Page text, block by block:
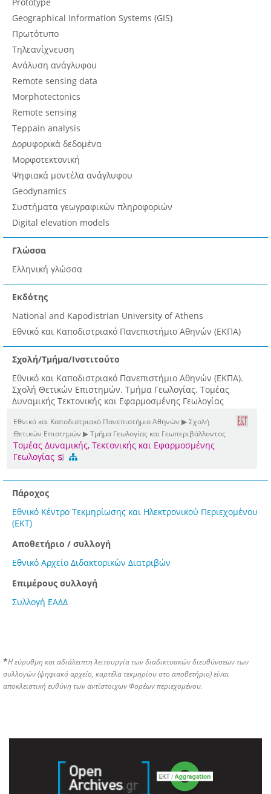
Geographical Information Systems (GIS)
Πρωτότυπο
Τηλεανίχνευση
Ανάλυση ανάγλυφου
Remote sensing data
Morphotectonics
Remote sensing
Teppain analysis
Δορυφορικά δεδομένα
Μορφοτεκτονική
Ψηφιακά μοντέλα ανάγλυφου
Geodynamics
Συστήματα γεωγραφικών πληροφοριών
Digital elevation models
Γλώσσα
Ελληνική γλώσσα
Εκδότης
National and Kapodistrian University of Athens
Εθνικό και Καποδιστριακό Πανεπιστήμιο Αθηνών (ΕΚΠΑ)
Σχολή/Τμήμα/Ινστιτούτο
Εθνικό και Καποδιστριακό Πανεπιστήμιο Αθηνών (ΕΚΠΑ).
Σχολή Θετικών Επιστημών. Τμήμα Γεωλογίας. Τομέας
Δυναμικής Τεκτονικής και Εφαρμοσμένης Γεωλογίας
Εθνικό και Καποδιστριακό Πανεπιστήμιο Αθηνών ▶ Σχολή
Θετικών Επιστημών ▶ Τμήμα Γεωλογίας και Γεωπεριβάλλοντος
Τομέας Δυναμικής, Τεκτονικής και Εφαρμοσμένης
Γεωλογίας
Πάροχος
Εθνικό Κέντρο Τεκμηρίωσης και Ηλεκτρονικού Περιεχομένου
(ΕΚΤ)
Αποθετήριο / συλλογή
Εθνικό Αρχείο Διδακτορικών Διατριβών
Επιμέρους συλλογή
Συλλογή ΕΑΔΔ
*Η εύρυθμη και αδιάλειπτη λειτουργία των διαδικτυακών διευθύνσεων των
συλλογών (ψηφιακό αρχείο, καρτέλα τεκμηρίου στο αποθετήριο) είναι
αποκλειστική ευθύνη των αντίστοιχων Φορέων περιεχομένου.